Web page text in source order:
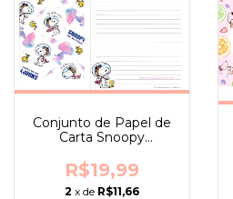
Conjunto de Papel de
Carta Snoopy
R$19,99
2 x de R$11,66